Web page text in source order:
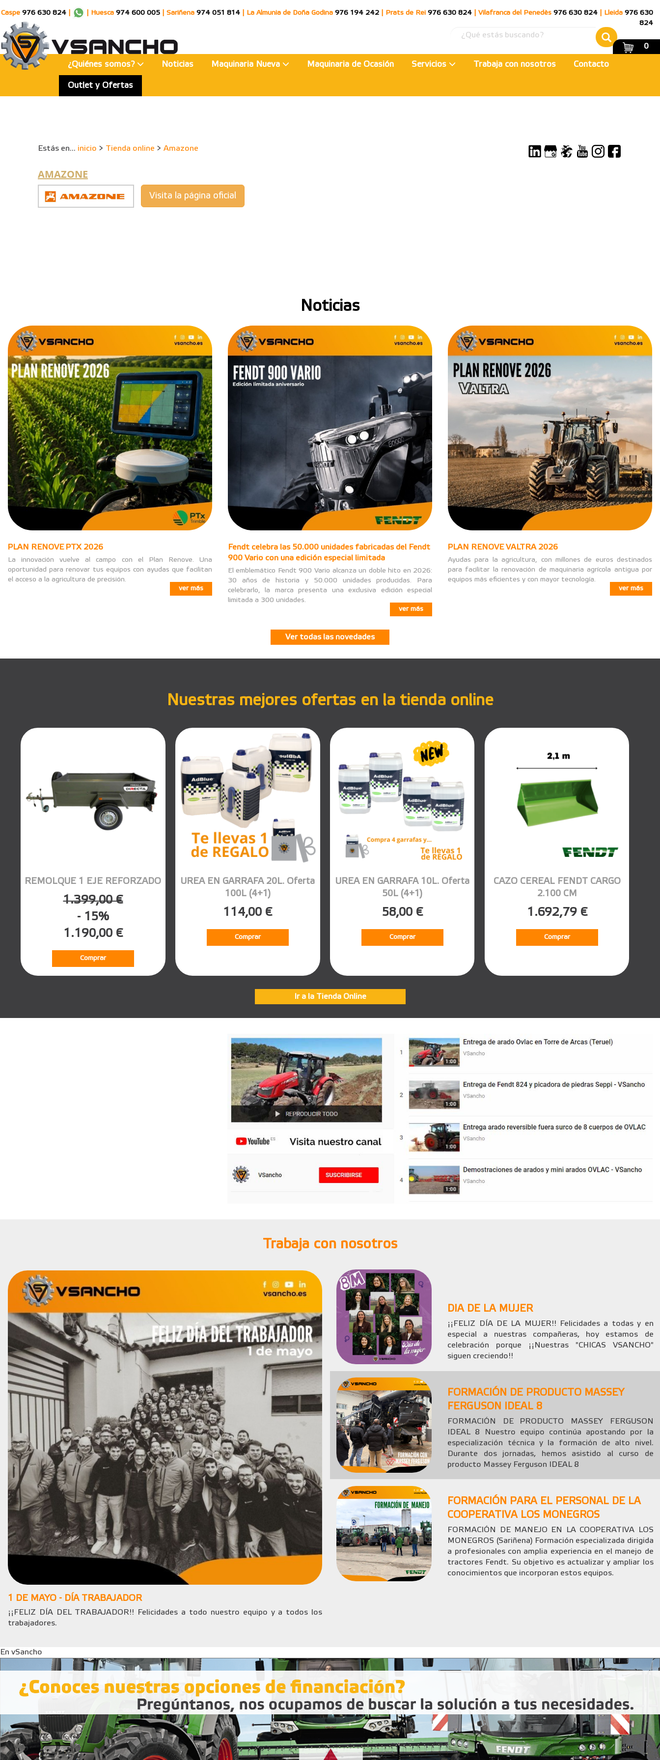
Caspe 976 630 824 Huesca 974 600 005 Sariñena 974 051 814 La Almunia de Doña Godina 976 194 242 Prats de Rei 976 630 824 Vilafranca del Penedès 976 630 824 Lleida 976 630
824
0
¿Quiénes somos? Noticias Maquinaria Nueva Maquinaria de Ocasión Servicios Trabaja con nosotros Contacto
Outlet y Ofertas
Estás en... inicio > Tienda online > Amazone
AMAZONE
Visita la página oficial
Noticias
PLAN RENOVE PTX 2026
La innovación vuelve al campo con el Plan Renove. Una
oportunidad para renovar tus equipos con ayudas que facilitan
el acceso a la agricultura de precisión.
ver más
Fendt celebra las 50.000 unidades fabricadas del Fendt
900 Vario con una edición especial limitada
El emblemático Fendt 900 Vario alcanza un doble hito en 2026:
30 años de historia y 50.000 unidades producidas. Para
celebrarlo, la marca presenta una exclusiva edición especial
limitada a 300 unidades.
ver más
PLAN RENOVE VALTRA 2026
Ayudas para la agricultura, con millones de euros destinados
para facilitar la renovación de maquinaria agrícola antigua por
equipos más eficientes y con mayor tecnología.
ver más
Ver todas las novedades
Nuestras mejores ofertas en la tienda online
REMOLQUE 1 EJE REFORZADO
1.399,00 €
- 15%
1.190,00 €
Comprar
UREA EN GARRAFA 20L. Oferta
100L (4+1)
114,00 €
Comprar
UREA EN GARRAFA 10L. Oferta
50L (4+1)
58,00 €
Comprar
CAZO CEREAL FENDT CARGO
2.100 CM
1.692,79 €
Comprar
Ir a la Tienda Online
Trabaja con nosotros
1 DE MAYO - DÍA TRABAJADOR
¡¡FELIZ DÍA DEL TRABAJADOR!! Felicidades a todo nuestro equipo y a todos los
trabajadores.
DIA DE LA MUJER
¡¡FELIZ DÍA DE LA MUJER!! Felicidades a todas y en
especial a nuestras compañeras, hoy estamos de
celebración porque ¡¡Nuestras "CHICAS VSANCHO"
siguen creciendo!!
FORMACIÓN DE PRODUCTO MASSEY
FERGUSON IDEAL 8
FORMACIÓN DE PRODUCTO MASSEY FERGUSON
IDEAL 8 Nuestro equipo continúa apostando por la
especialización técnica y la formación de alto nivel.
Durante dos jornadas, hemos asistido al curso de
producto Massey Ferguson IDEAL 8
FORMACIÓN PARA EL PERSONAL DE LA
COOPERATIVA LOS MONEGROS
FORMACIÓN DE MANEJO EN LA COOPERATIVA LOS
MONEGROS (Sariñena) Formación especializada dirigida
a profesionales con amplia experiencia en el manejo de
tractores Fendt. Su objetivo es actualizar y ampliar los
conocimientos que incorporan estos equipos.
En vSancho